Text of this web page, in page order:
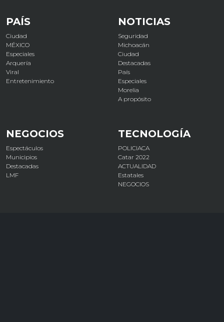
PAÍS
Ciudad
MÉXICO
Especiales
Arquería
Viral
Entretenimiento
NOTICIAS
Seguridad
Michoacán
Ciudad
Destacadas
País
Especiales
Morelia
A propósito
NEGOCIOS
Espectáculos
Municipios
Destacadas
LMF
TECNOLOGÍA
POLICIACA
Catar 2022
ACTUALIDAD
Estatales
NEGOCIOS